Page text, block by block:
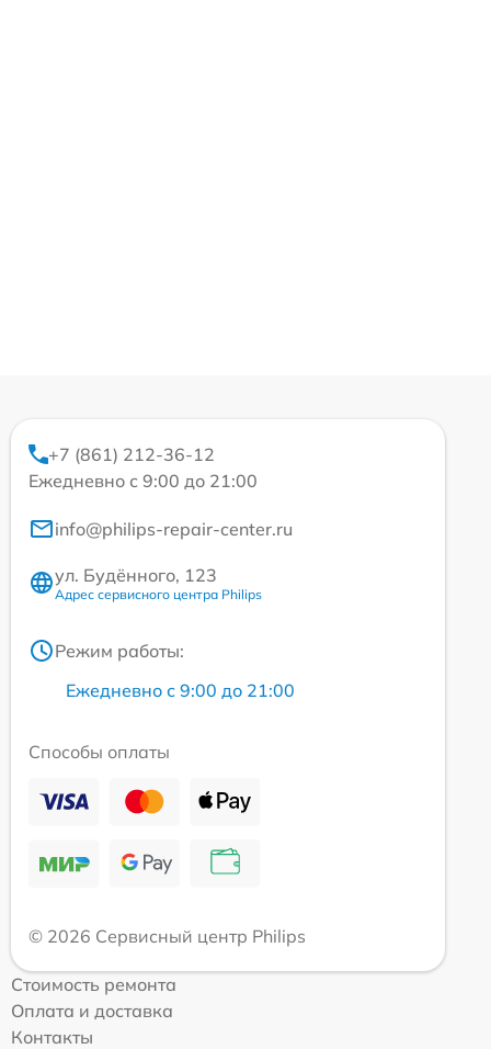
+7 (861) 212-36-12
Ежедневно с 9:00 до 21:00
info@philips-repair-center.ru
ул. Будённого, 123
Адрес сервисного центра Philips
Режим работы:
Ежедневно с 9:00 до 21:00
Способы оплаты
© 2026 Сервисный центр Philips
Стоимость ремонта
Оплата и доставка
Контакты